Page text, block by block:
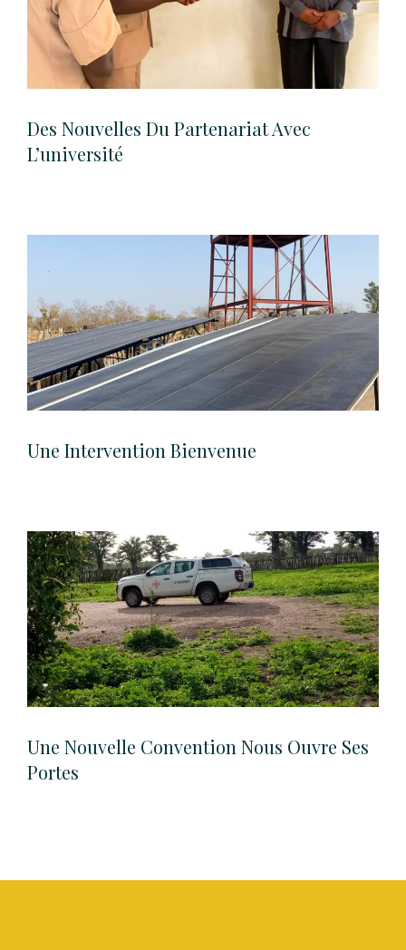
Des Nouvelles Du Partenariat Avec
L’université
Une Intervention Bienvenue
Une Nouvelle Convention Nous Ouvre Ses
Portes